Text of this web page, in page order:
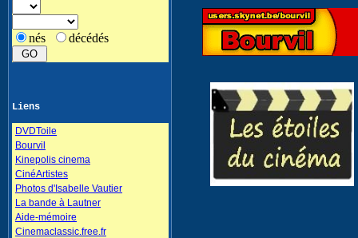
nés décédés
Liens
DVDToile
Bourvil
Kinepolis cinema
CinéArtistes
Photos d'Isabelle Vautier
La bande à Lautner
Aide-mémoire
Cinemaclassic.free.fr